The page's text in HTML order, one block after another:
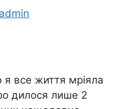
admin
все життя мріяла
дилося лише 2